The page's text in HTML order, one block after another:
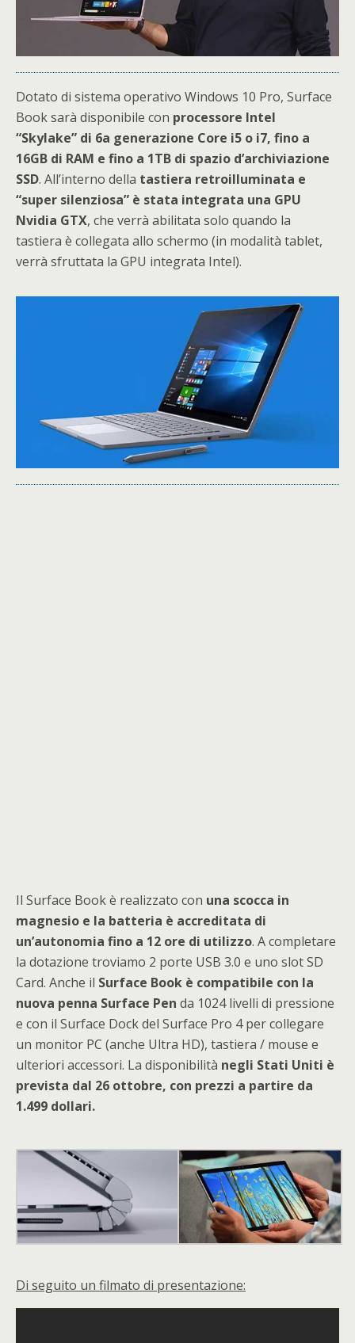
Dotato di sistema operativo Windows 10 Pro, Surface
Book sarà disponibile con processore Intel
“Skylake” di 6a generazione Core i5 o i7, fino a
16GB di RAM e fino a 1TB di spazio d’archiviazione
SSD. All’interno della tastiera retroilluminata e
“super silenziosa” è stata integrata una GPU
Nvidia GTX, che verrà abilitata solo quando la
tastiera è collegata allo schermo (in modalità tablet,
verrà sfruttata la GPU integrata Intel).
Il Surface Book è realizzato con una scocca in
magnesio e la batteria è accreditata di
un’autonomia fino a 12 ore di utilizzo. A completare
la dotazione troviamo 2 porte USB 3.0 e uno slot SD
Card. Anche il Surface Book è compatibile con la
nuova penna Surface Pen da 1024 livelli di pressione
e con il Surface Dock del Surface Pro 4 per collegare
un monitor PC (anche Ultra HD), tastiera / mouse e
ulteriori accessori. La disponibilità negli Stati Uniti è
prevista dal 26 ottobre, con prezzi a partire da
1.499 dollari.
Di seguito un filmato di presentazione: